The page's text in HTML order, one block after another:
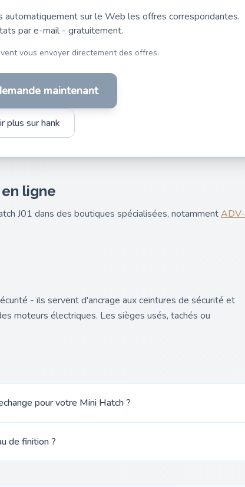
automatiquement sur le Web les offres correspondantes.
par e-mail - gratuitement.
vous envoyer directement des offres.
maintenant
plus sur hank
ligne
J01 dans des boutiques spécialisées, notammentADV-
- ils servent d'ancrage aux ceintures de sécurité et
moteurs électriques. Les sièges usés, tachés ou
pour votre Mini Hatch ?
de finition ?